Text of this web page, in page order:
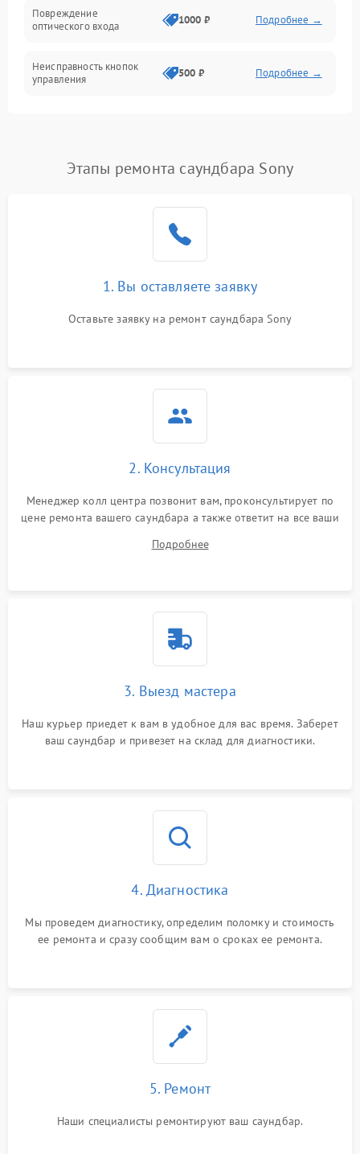
Электроника/Акустика
Повреждение
оптического входа
1000 ₽ Подробнее →
Неисправность кнопок
управления
500 ₽ Подробнее →
Неисправность
2000 ₽ Подробнее →
500 ₽
Проблемы с зарядкой
1000 ₽ Подробнее →
500 ₽
1000 ₽
индикаторов
500 ₽ Подробнее →
2000 ₽
Этапы ремонта саундбара Sony
1. Вы оставляете заявку
Оставьте заявку на ремонт саундбара Sony
2. Консультация
Менеджер колл центра позвонит вам, проконсультирует по
цене ремонта вашего саундбара а также ответит на все ваши
Подробнее
3. Выезд мастера
Наш курьер приедет к вам в удобное для вас время. Заберет
ваш саундбар и привезет на склад для диагностики.
4. Диагностика
Мы проведем диагностику, определим поломку и стоимость
ее ремонта и сразу сообщим вам о сроках ее ремонта.
5. Ремонт
Наши специалисты ремонтируют ваш саундбар.